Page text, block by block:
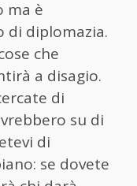
ma è
di diplomazia.
che
a disagio.
di
su di
di
se dovete